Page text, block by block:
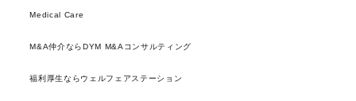
Medical Care
M&A仲介ならDYM M&Aコンサルティング
福利厚生ならウェルフェアステーション